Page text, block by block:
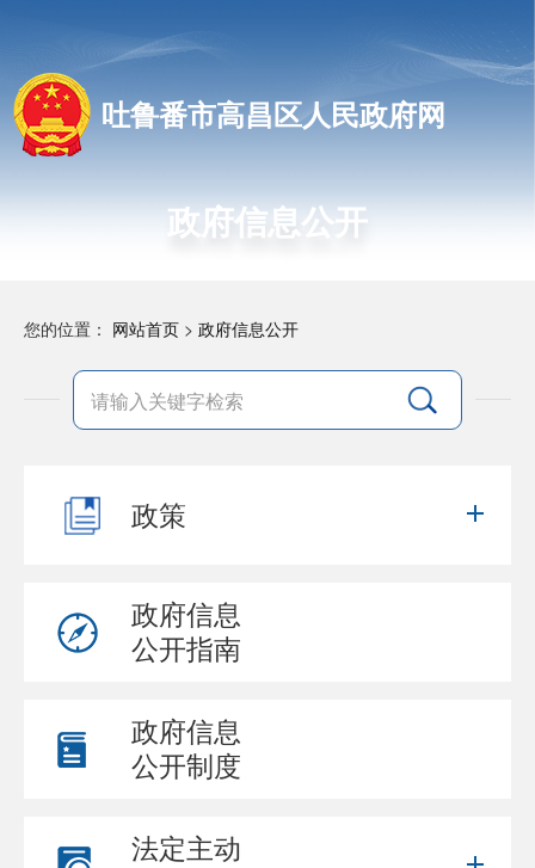
吐鲁番市高昌区人民政府网
政府信息公开
您的位置： 网站首页 > 政府信息公开
政策
政府信息
公开指南
政府信息
公开制度
法定主动